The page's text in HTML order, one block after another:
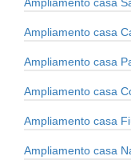
Ampliamento casa
Ampliamento casa
Ampliamento casa
Ampliamento casa
Ampliamento casa